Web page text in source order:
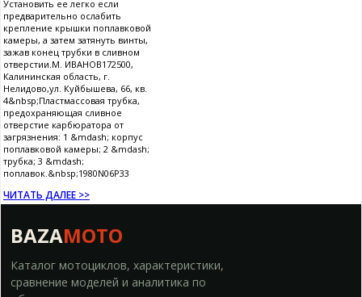
Установить ее легко если
предварительно ослабить
крепление крышки поплавковой
камеры, а затем затянуть винты,
зажав конец трубки в сливном
отверстии.М. ИВАНОВ172500,
Калининская область, г.
Нелидово,ул. Куйбышева, 66, кв.
4&nbsp;Пластмассовая трубка,
предохраняющая сливное
отверстие карбюратора от
загрязнения: 1 &mdash; корпус
поплавковой камеры; 2 &mdash;
трубка; 3 &mdash;
поплавок.&nbsp;1980N06P33
ЧИТАТЬ ДАЛЕЕ >>
BAZAMOTO
Каталог мотоциклов, характеристики,
сравнение моделей и аналитика по